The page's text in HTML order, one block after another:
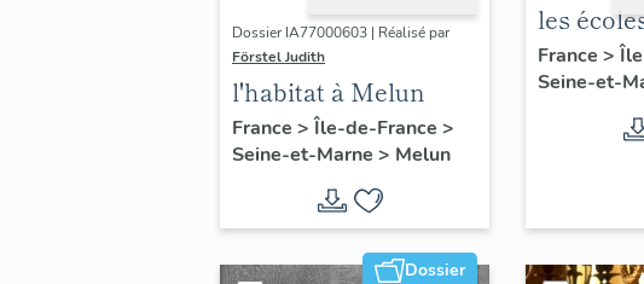
Dossier IA77000603 | Réalisé par
Förstel Judith
l'habitat à Melun
France > Île-de-France >
Seine-et-Marne > Melun
les
France >
Seine-et-
Dossier